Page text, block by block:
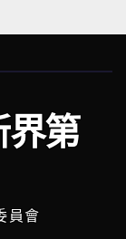
界第
員會